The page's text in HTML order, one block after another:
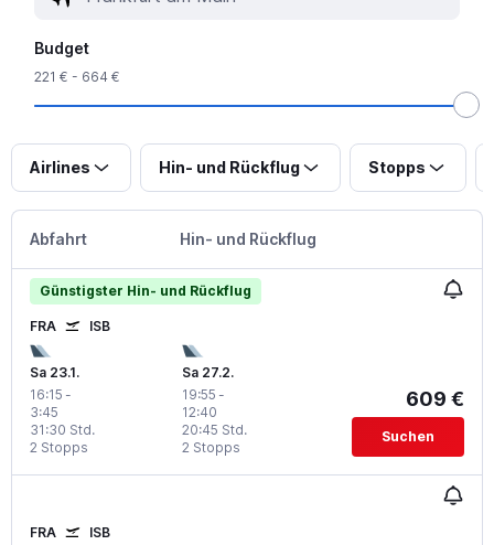
Budget
221 € - 664 €
Airlines Hin- und Rückflug Stopps
Abfahrt Hin- und Rückflug
Günstigster Hin- und Rückflug
FRA ISB
Sa 23.1.
16:15 -
3:45
2 Stopps
31:30 Std.
Sa 27.2.
19:55 -
12:40
2 Stopps
20:45 Std.
609 €
Suchen
FRA ISB